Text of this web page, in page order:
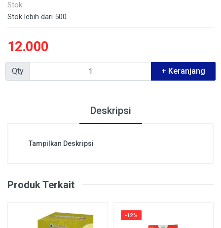
Stok
Stok lebih dari 500
12.000
Qty + Keranjang
Deskripsi
Tampilkan Deskripsi
Produk Terkait
-12%